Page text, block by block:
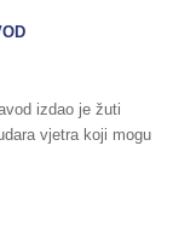
izdao je žuti
vjetra koji mogu